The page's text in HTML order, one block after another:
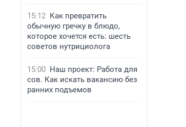
15:12 Как превратить
обычную гречку в блюдо,
которое хочется есть: шесть
советов нутрициолога
15:00 Наш проект: Работа для
сов. Как искать вакансию без
ранних подъемов